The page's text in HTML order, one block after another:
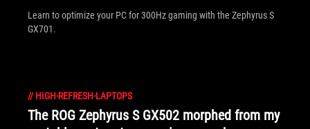
Learn to optimize your PC for 300Hz gaming with the Zephyrus S
GX701.
// HIGH-REFRESH-LAPTOPS
The ROG Zephyrus S GX502 morphed from my